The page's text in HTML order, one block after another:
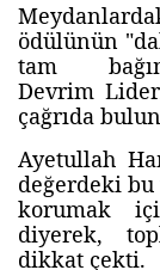
ödülünün
tam
Devrim
çağrıda
Ayetullah
değerdeki
korumak
diyerek,
dikkat çekti.